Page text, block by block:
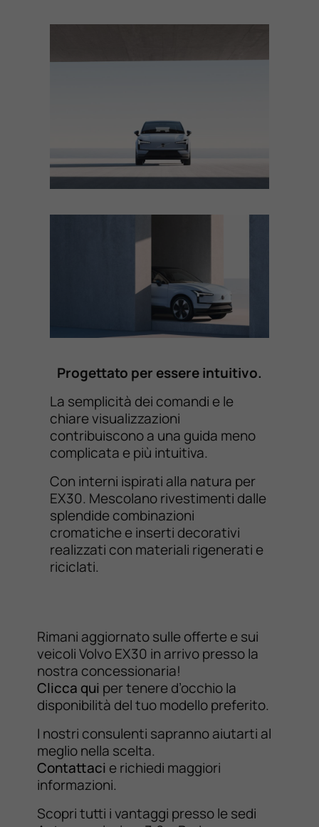
Progettato per essere intuitivo.
La semplicità dei comandi e le
chiare visualizzazioni
contribuiscono a una guida meno
complicata e più intuitiva.
Con interni ispirati alla natura per
EX30. Mescolano rivestimenti dalle
splendide combinazioni
cromatiche e inserti decorativi
realizzati con materiali rigenerati e
riciclati.
Rimani aggiornato sulle offerte e sui
veicoli Volvo EX30 in arrivo presso la
nostra concessionaria!
Clicca qui per tenere d’occhio la
disponibilità del tuo modello preferito.
I nostri consulenti sapranno aiutarti al
meglio nella scelta.
Contattaci e richiedi maggiori
informazioni.
Scopri tutti i vantaggi presso le sedi